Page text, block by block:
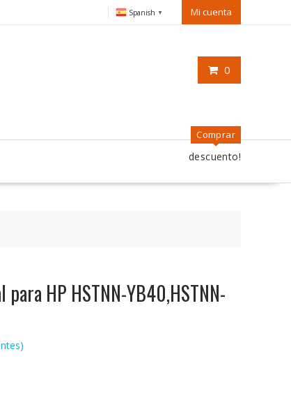
Spanish ▼ Mi cuenta
0
Comprar
descuento!
HP HSTNN-YB40,HSTNN-